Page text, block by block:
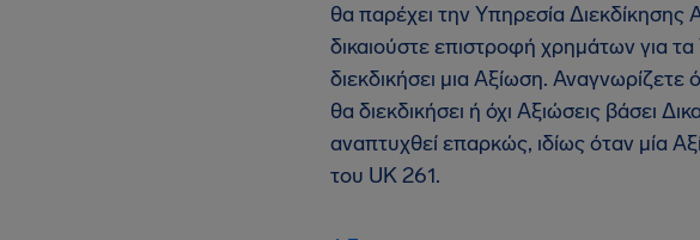
θα παρέχει την Υπηρεσία
δικαιούστε επιστροφή χρημάτων για
διεκδικήσει μια Αξίωση. Αναγνωρίζετε
θα διεκδικήσει ή όχι Αξιώσεις
αναπτυχθεί επαρκώς, ιδίως όταν μία
του UK 261.